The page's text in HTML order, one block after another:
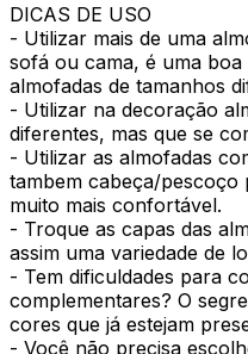
DICAS DE USO
- Utilizar mais de uma
sofá ou cama, é uma
almofadas de tamanhos
- Utilizar na decoração
diferentes, mas que se
- Utilizar as almofadas
tambem cabeça/
muito mais confortável.
- Troque as capas das
assim uma variedade de
- Tem dificuldades para
complementares? O
cores que já estejam
- Você não precisa